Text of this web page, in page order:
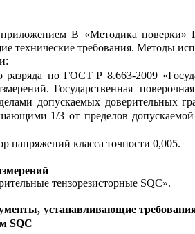
приложением В «Методика поверки»
технические требования. Методы
разряда по ГОСТ Р 8.663-2009
Государственная поверочная
допускаемых доверительных
1/3 от пределов допускаемой
напряжений класса точности 0,005.
тензорезисторные SQC».
устанавливающие
SQC